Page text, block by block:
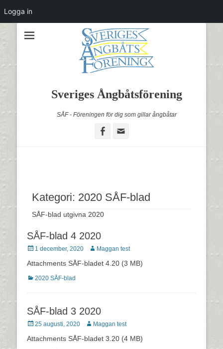
Sveriges Ångbåtsförening
SÅF - Föreningen för dig som gillar ångbåtar
Facebook
Kategori: 2020 SÅF-blad
SÅF-blad utgivna 2020
SÅF-blad 4 2020
Postades
1 december, 2020 Författare
Maggan test
Attachments SÅF-bladet 4.20 (3 MB)
Kategorier
2020 SÅF-blad
SÅF-blad 3 2020
Postades
25 augusti, 2020 Författare
Maggan test
Attachments SÅF-bladet 3.20 (4 MB)
Logga in